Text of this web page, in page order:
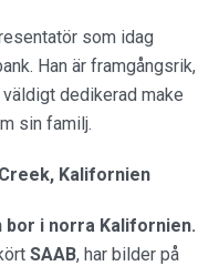
som idag
Han är framgångsrik,
dedikerad make
sin familj.
Kalifornien
bor i norra Kalifornien.
SAAB, har bilder på